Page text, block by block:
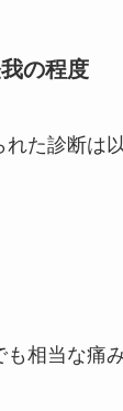
の程度
た診断は
も相当な痛